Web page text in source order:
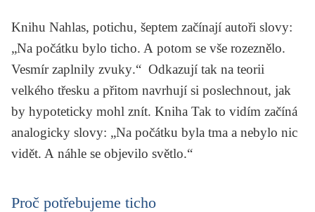
Knihu Nahlas, potichu, šeptem začínají autoři slovy:
„Na počátku bylo ticho. A potom se vše rozeznělo.
Vesmír zaplnily zvuky.“ Odkazují tak na teorii
velkého třesku a přitom navrhují si poslechnout, jak
by hypoteticky mohl znít. Kniha Tak to vidím začíná
analogicky slovy: „Na počátku byla tma a nebylo nic
vidět. A náhle se objevilo světlo.“
Proč potřebujeme ticho